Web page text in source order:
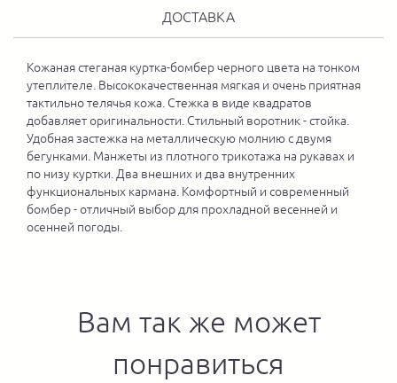
ДОСТАВКА
Кожаная стеганая куртка-бомбер черного цвета на тонком
утеплителе. Высококачественная мягкая и очень приятная
тактильно телячья кожа. Стежка в виде квадратов
добавляет оригинальности. Стильный воротник - стойка.
Удобная застежка на металлическую молнию с двумя
бегунками. Манжеты из плотного трикотажа на рукавах и
по низу куртки. Два внешних и два внутренних
функциональных кармана. Комфортный и современный
бомбер - отличный выбор для прохладной весенней и
осенней погоды.
Вам так же может
понравиться